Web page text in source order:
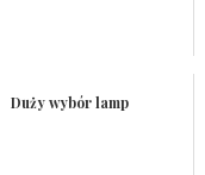
Duży wybór lamp